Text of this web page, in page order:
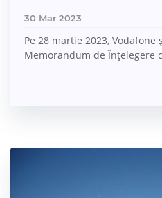
30 Mar 2023
Pe 28 martie 2023,
Memorandum de Înțelegere